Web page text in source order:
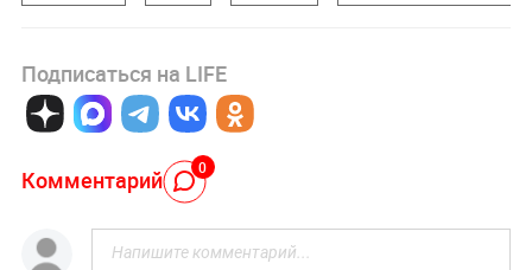
Подписаться на LIFE
Комментарий 0